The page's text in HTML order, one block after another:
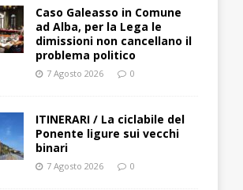
Caso Galeasso in Comune
ad Alba, per la Lega le
dimissioni non cancellano il
problema politico
7 Agosto 2026 0
ITINERARI / La ciclabile del
Ponente ligure sui vecchi
binari
7 Agosto 2026 0